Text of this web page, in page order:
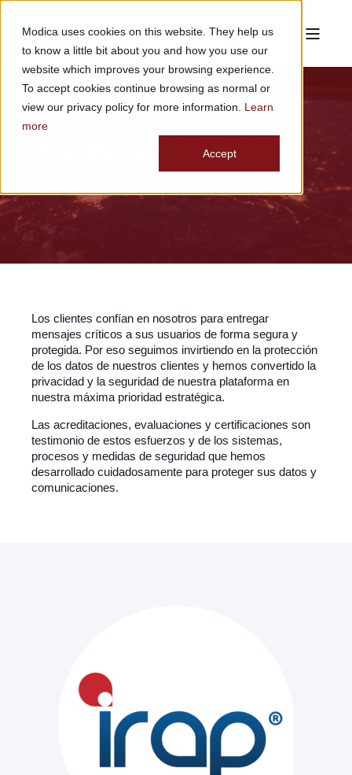
Modica uses cookies on this website. They help us
to know a little bit about you and how you use our
website which improves your browsing experience.
To accept cookies continue browsing as normal or
view our privacy policy for more information. Learn
more
Accept
Acreditaciones
Los clientes confían en nosotros para entregar
mensajes críticos a sus usuarios de forma segura y
protegida. Por eso seguimos invirtiendo en la protección
de los datos de nuestros clientes y hemos convertido la
privacidad y la seguridad de nuestra plataforma en
nuestra máxima prioridad estratégica.
Las acreditaciones, evaluaciones y certificaciones son
testimonio de estos esfuerzos y de los sistemas,
procesos y medidas de seguridad que hemos
desarrollado cuidadosamente para proteger sus datos y
comunicaciones.